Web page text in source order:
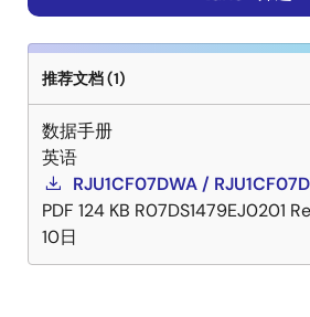
推荐文档 (1)
数据手册
英语
RJU1CF07DWA /
PDF 124 KB R07DS1479EJ0201
10日